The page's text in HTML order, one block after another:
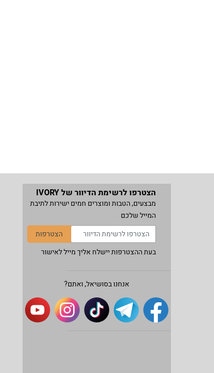
הצטרפו לרשימת הדיוור של IVORY
מבצעים, הטבות ומוצרים חמים ישירות לתיבת
המייל שלכם
הצטרפות
בעת ההצטרפות יישלח אליך מייל לאישור
אנחנו בסושיאל, ואתם?